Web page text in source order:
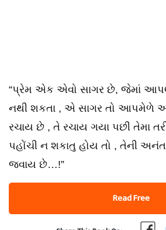
“પ્રેમ એક એવો સાગર છે, જેમાં
નથી શકતા , એ સાગર તો
રચાય છે , તે રચાય ગયા પછી તેમા
પહોંચી ન શકાતુ હોય તો , તેની
જવાય છે…!”
Read Free